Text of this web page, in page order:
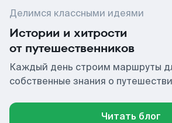
Делимся классными идеями
Истории и хитрости
от путешественников
Каждый день строим маршруты
собственные знания о
Читать блог